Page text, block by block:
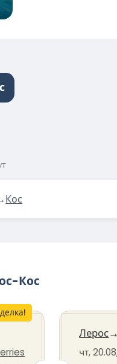
Кос
Кос
Лерос→
чт,